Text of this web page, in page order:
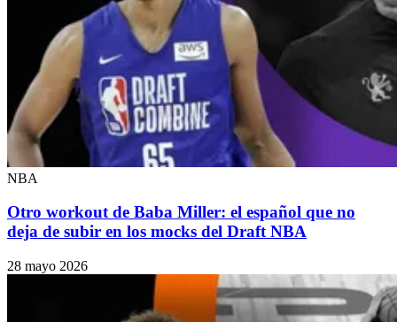
NBA
Otro workout de Baba Miller: el español que no
deja de subir en los mocks del Draft NBA
28 mayo 2026